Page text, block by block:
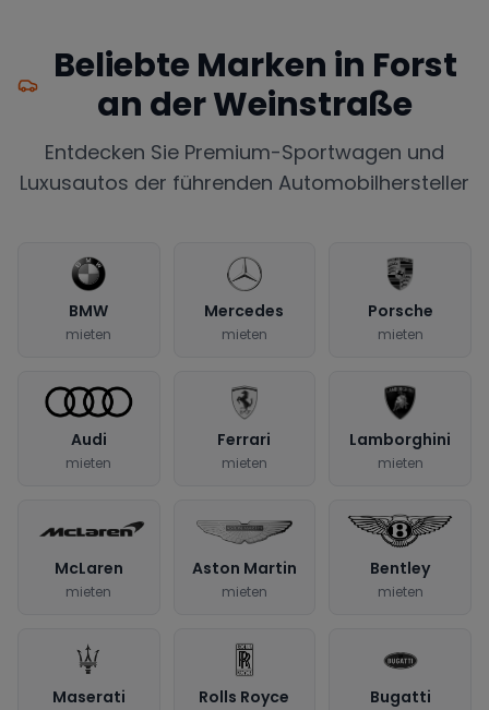
Beliebte Marken in Forst
an der Weinstraße
Entdecken Sie Premium-Sportwagen und
Luxusautos der führenden Automobilhersteller
BMW
mieten
Mercedes
mieten
Porsche
mieten
Audi
mieten
Ferrari
mieten
Lamborghini
mieten
McLaren
mieten
Aston Martin
mieten
Bentley
mieten
Maserati Rolls Royce Bugatti